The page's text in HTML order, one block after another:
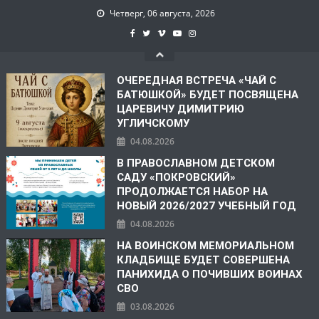
Четверг, 06 августа, 2026
ОЧЕРЕДНАЯ ВСТРЕЧА «ЧАЙ С
БАТЮШКОЙ» БУДЕТ ПОСВЯЩЕНА
ЦАРЕВИЧУ ДИМИТРИЮ
УГЛИЧСКОМУ
04.08.2026
В ПРАВОСЛАВНОМ ДЕТСКОМ
САДУ «ПОКРОВСКИЙ»
ПРОДОЛЖАЕТСЯ НАБОР НА
НОВЫЙ 2026/2027 УЧЕБНЫЙ ГОД
04.08.2026
НА ВОИНСКОМ МЕМОРИАЛЬНОМ
КЛАДБИЩЕ БУДЕТ СОВЕРШЕНА
ПАНИХИДА О ПОЧИВШИХ ВОИНАХ
СВО
03.08.2026